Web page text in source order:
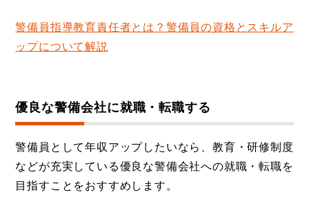
警備員指導教育責任者とは？警備員の資格とスキルア
ップについて解説
優良な警備会社に就職・転職する
警備員として年収アップしたいなら、教育・研修制度
などが充実している優良な警備会社への就職・転職を
目指すことをおすすめします。